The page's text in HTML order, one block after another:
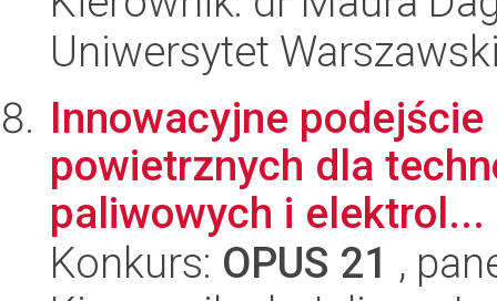
Uniwersytet
Innowacyjne
powietrznych dla
paliwowych i elektrol...
Konkurs: OPUS 21 ,